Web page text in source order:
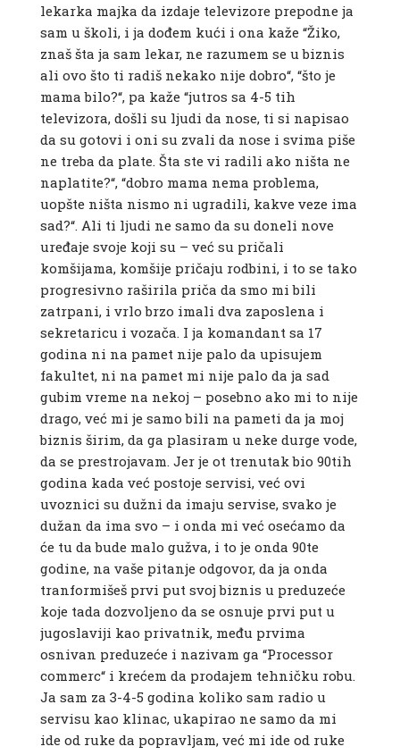
lekarka majka da izdaje televizore prepodne ja
sam u školi, i ja dođem kući i ona kaže “Žiko,
znaš šta ja sam lekar, ne razumem se u biznis
ali ovo što ti radiš nekako nije dobro“, “što je
mama bilo?“, pa kaže “jutros sa 4-5 tih
televizora, došli su ljudi da nose, ti si napisao
da su gotovi i oni su zvali da nose i svima piše
ne treba da plate. Šta ste vi radili ako ništa ne
naplatite?“, “dobro mama nema problema,
uopšte ništa nismo ni ugradili, kakve veze ima
sad?“. Ali ti ljudi ne samo da su doneli nove
uređaje svoje koji su – već su pričali
komšijama, komšije pričaju rodbini, i to se tako
progresivno raširila priča da smo mi bili
zatrpani, i vrlo brzo imali dva zaposlena i
sekretaricu i vozača. I ja komandant sa 17
godina ni na pamet nije palo da upisujem
fakultet, ni na pamet mi nije palo da ja sad
gubim vreme na nekoj – posebno ako mi to nije
drago, već mi je samo bili na pameti da ja moj
biznis širim, da ga plasiram u neke durge vode,
da se prestrojavam. Jer je ot trenutak bio 90tih
godina kada već postoje servisi, već ovi
uvoznici su dužni da imaju servise, svako je
dužan da ima svo – i onda mi već osećamo da
će tu da bude malo gužva, i to je onda 90te
godine, na vaše pitanje odgovor, da ja onda
tranformišeš prvi put svoj biznis u preduzeće
koje tada dozvoljeno da se osnuje prvi put u
jugoslaviji kao privatnik, među prvima
osnivan preduzeće i nazivam ga “Processor
commerc“ i krećem da prodajem tehničku robu.
Ja sam za 3-4-5 godina koliko sam radio u
servisu kao klinac, ukapirao ne samo da mi
ide od ruke da popravljam, već mi ide od ruke